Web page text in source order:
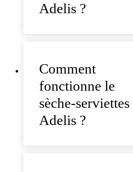
Adelis ?
Comment
fonctionne le
sèche-serviettes
Adelis ?